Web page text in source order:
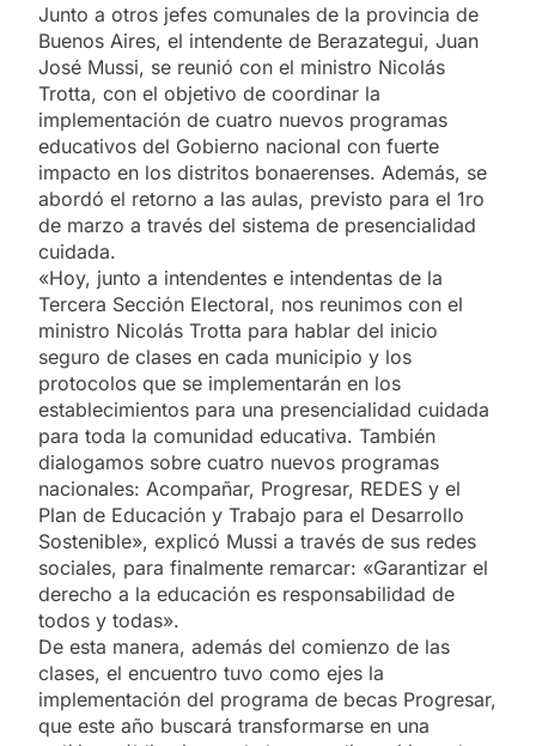
Junto a otros jefes comunales de la provincia de
Buenos Aires, el intendente de Berazategui, Juan
José Mussi, se reunió con el ministro Nicolás
Trotta, con el objetivo de coordinar la
implementación de cuatro nuevos programas
educativos del Gobierno nacional con fuerte
impacto en los distritos bonaerenses. Además, se
abordó el retorno a las aulas, previsto para el 1ro
de marzo a través del sistema de presencialidad
cuidada.
«Hoy, junto a intendentes e intendentas de la
Tercera Sección Electoral, nos reunimos con el
ministro Nicolás Trotta para hablar del inicio
seguro de clases en cada municipio y los
protocolos que se implementarán en los
establecimientos para una presencialidad cuidada
para toda la comunidad educativa. También
dialogamos sobre cuatro nuevos programas
nacionales: Acompañar, Progresar, REDES y el
Plan de Educación y Trabajo para el Desarrollo
Sostenible», explicó Mussi a través de sus redes
sociales, para finalmente remarcar: «Garantizar el
derecho a la educación es responsabilidad de
todos y todas».
De esta manera, además del comienzo de las
clases, el encuentro tuvo como ejes la
implementación del programa de becas Progresar,
que este año buscará transformarse en una